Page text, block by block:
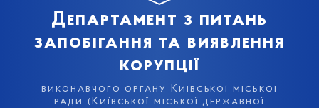
Департамент з питань
запобігання та виявлення
корупції
виконавчого органу Київської міської
ради (Київської міської державної